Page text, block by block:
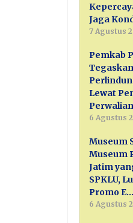
Jaga
7 Agustus
Pemkab
Lewat
6 Agustus
Museum
Museum
Jatim
SPKLU,
Promo E…
6 Agustus